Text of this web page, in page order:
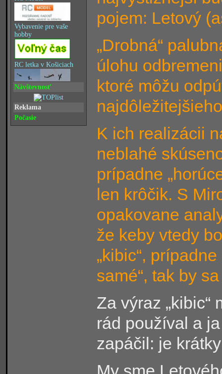
Vybavenie pre vaše
hobby
RC letka v Košiciach
Návštevnosť
Reklama
Počasie
pojem: Letový
„Drobná“
úlohu
ktoré môžu
K ich realizácii
neblahé
prípadne
len krôčik. S
opakovane
že keby vtedy
„kibic“,
samé“, tak by
Za výraz
rád používal a
zapáčil: je